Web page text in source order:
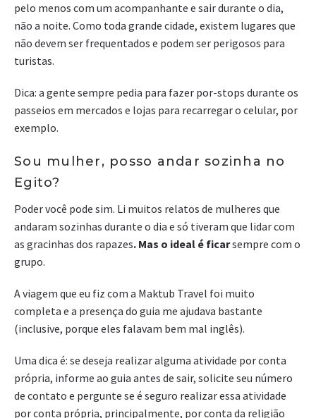
pelo menos com um acompanhante e sair durante o dia,
não a noite. Como toda grande cidade, existem lugares que
não devem ser frequentados e podem ser perigosos para
turistas.
Dica: a gente sempre pedia para fazer por-stops durante os
passeios em mercados e lojas para recarregar o celular, por
exemplo.
Sou mulher, posso andar sozinha no
Egito?
Poder você pode sim. Li muitos relatos de mulheres que
andaram sozinhas durante o dia e só tiveram que lidar com
as gracinhas dos rapazes. Mas o ideal é ficarsempre com o
grupo.
A viagem que eu fiz com a Maktub Travel foi muito
completa e a presença do guia me ajudava bastante
(inclusive, porque eles falavam bem mal inglês).
Uma dica é: se deseja realizar alguma atividade por conta
própria, informe ao guia antes de sair, solicite seu número
de contato e pergunte se é seguro realizar essa atividade
por conta própria, principalmente, por conta da religião